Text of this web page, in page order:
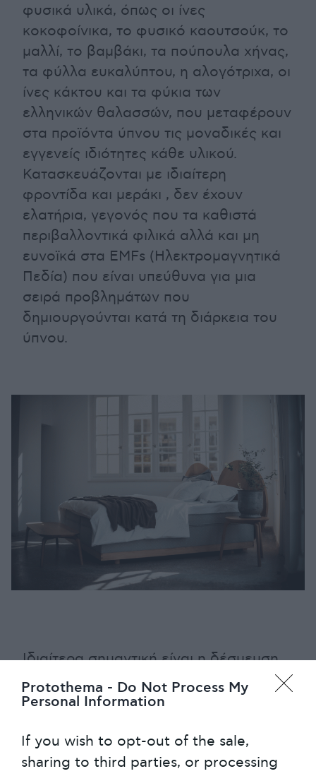
Protothema - Do Not Process My
Personal Information
If you wish to opt-out of the sale,
sharing to third parties, or processing
φυσικά υλικά, όπως οι ίνες
κοκοφοίνικα, το φυσικό καουτσούκ, το
μαλλί, το βαμβάκι, τα πούπουλα χήνας,
τα φύλλα ευκαλύπτου, η αλογότριχα, οι
ίνες κάκτου και τα φύκια των
ελληνικών θαλασσών, που μεταφέρουν
στα προϊόντα ύπνου τις μοναδικές και
εγγενείς ιδιότητες κάθε υλικού.
Κατασκευάζονται με ιδιαίτερη
φροντίδα και μεράκι , δεν έχουν
ελατήρια, γεγονός που τα καθιστά
περιβαλλοντικά φιλικά αλλά και μη
ευνοϊκά στα EMFs (Ηλεκτρομαγνητικά
Πεδία) που είναι υπεύθυνα για μια
σειρά προβλημάτων που
δημιουργούνται κατά τη διάρκεια του
ύπνου.
Ιδιαίτερα σημαντική είναι η δέσμευση
της εταιρείας να κατασκευάζει τα
προϊόντα της βασισμένα στην αρχή της
Η αρχή της ορθοσωματικής στηρίζεται